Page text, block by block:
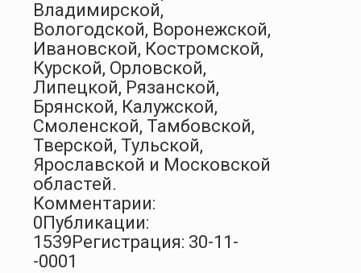
Владимирской,
Вологодской, Воронежской,
Ивановской, Костромской,
Курской, Орловской,
Липецкой, Рязанской,
Брянской, Калужской,
Смоленской, Тамбовской,
Тверской, Тульской,
Ярославской и Московской
областей.
Комментарии:
0 Публикации:
1539 Регистрация: 30-11-
-0001